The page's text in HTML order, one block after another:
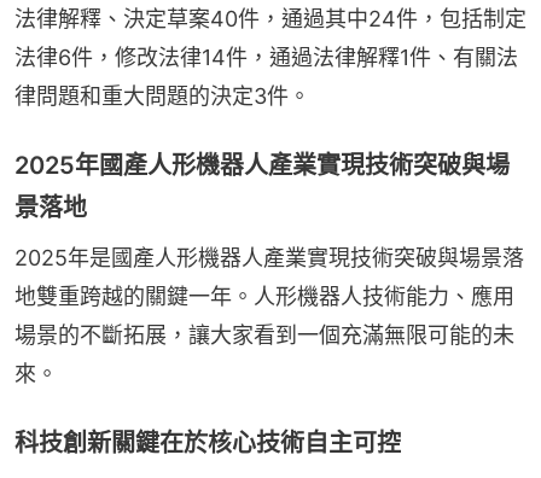
法律解釋、決定草案40件，通過其中24件，包括制定
法律6件，修改法律14件，通過法律解釋1件、有關法
律問題和重大問題的決定3件。
2025年國產人形機器人產業實現技術突破與場
景落地
2025年是國產人形機器人產業實現技術突破與場景落
地雙重跨越的關鍵一年。人形機器人技術能力、應用
場景的不斷拓展，讓大家看到一個充滿無限可能的未
來。
科技創新關鍵在於核心技術自主可控